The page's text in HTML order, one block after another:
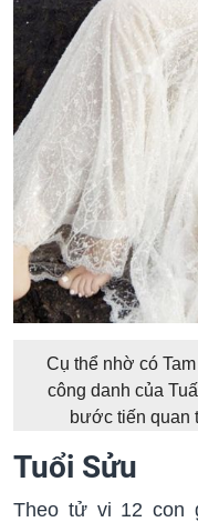
Cụ thể nhờ có
công danh của
bước tiến quan
Tuổi Sửu
Theo tử vi 12 con